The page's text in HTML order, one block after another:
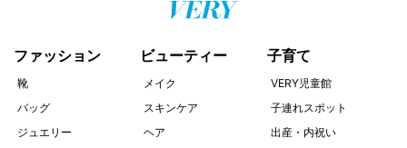
ファッション
靴
バッグ
ジュエリー
ビューティー
メイク
スキンケア
ヘア
子育て
VERY児童館
子連れスポット
出産・内祝い